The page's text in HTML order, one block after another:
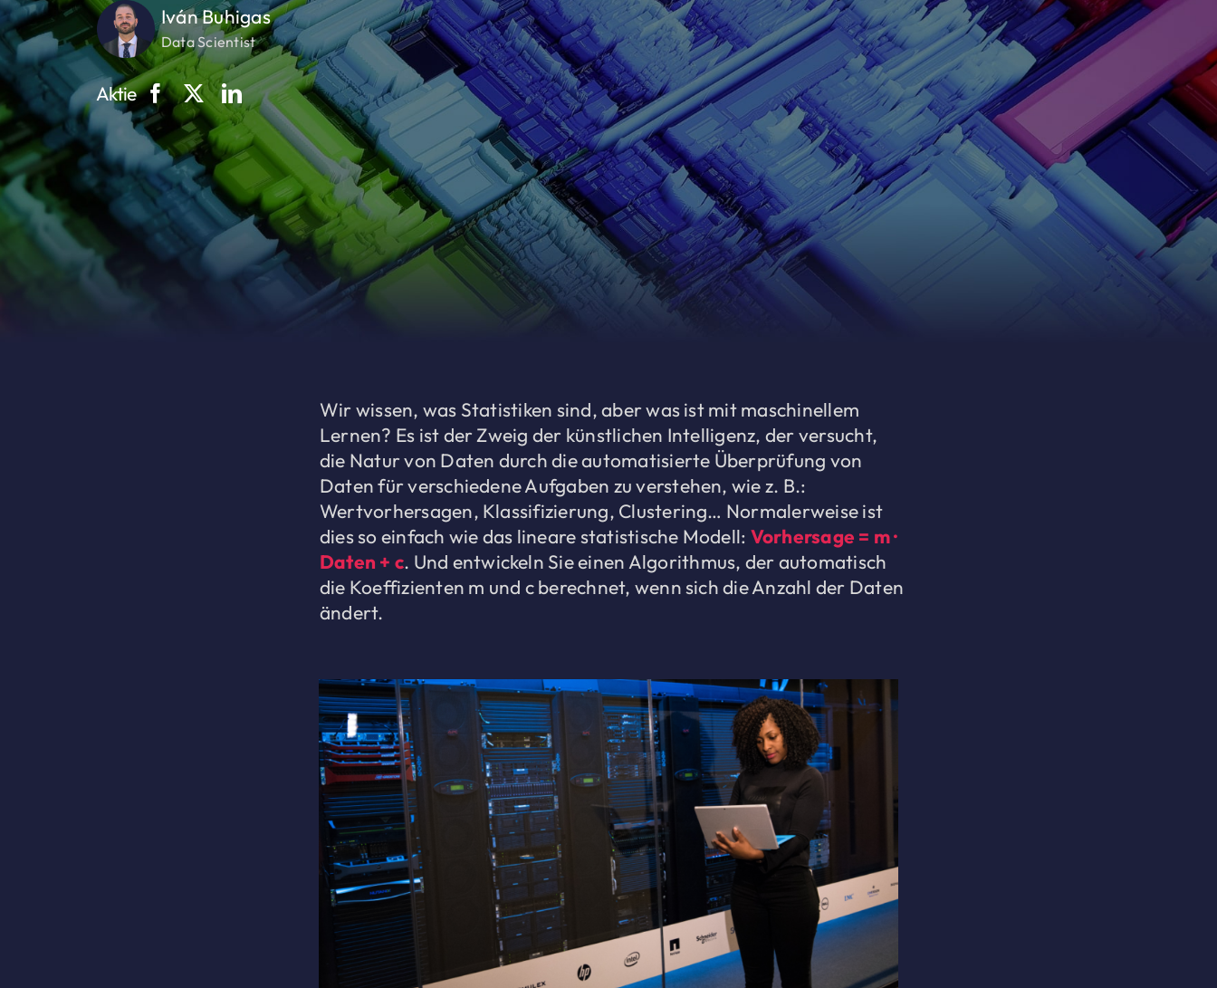
Iván Buhigas
Data Scientist
Aktie
Wir wissen, was Statistiken sind, aber was ist mit maschinellem
Lernen? Es ist der Zweig der künstlichen Intelligenz, der versucht,
die Natur von Daten durch die automatisierte Überprüfung von
Daten für verschiedene Aufgaben zu verstehen, wie z. B.:
Wertvorhersagen, Klassifizierung, Clustering… Normalerweise ist
dies so einfach wie das lineare statistische Modell: Vorhersage = m ·
Daten + c. Und entwickeln Sie einen Algorithmus, der automatisch
die Koeffizienten m und c berechnet, wenn sich die Anzahl der Daten
ändert.